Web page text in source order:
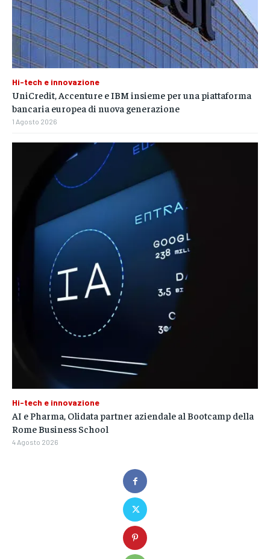
Hi-tech e innovazione
UniCredit, Accenture e IBM insieme per una piattaforma
bancaria europea di nuova generazione
1 Agosto 2026
Hi-tech e innovazione
AI e Pharma, Olidata partner aziendale al Bootcamp della
Rome Business School
4 Agosto 2026